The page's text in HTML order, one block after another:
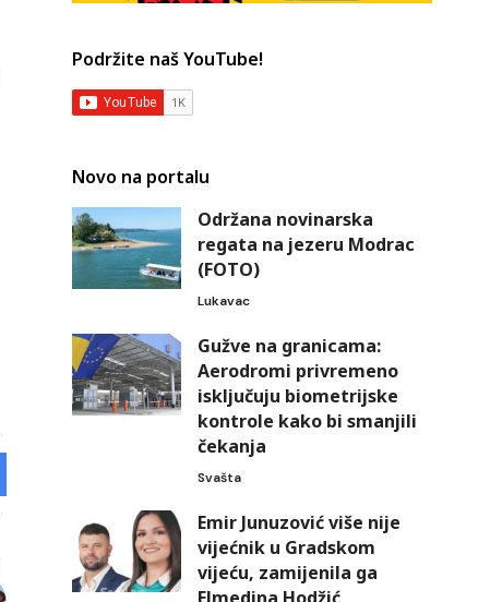
Podržite naš YouTube!
Novo na portalu
Održana novinarska
regata na jezeru Modrac
(FOTO)
Lukavac
Gužve na granicama:
Aerodromi privremeno
isključuju biometrijske
kontrole kako bi smanjili
čekanja
Svašta
Emir Junuzović više nije
vijećnik u Gradskom
vijeću, zamijenila ga